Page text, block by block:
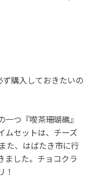
ず購入しておきたいの
つ『喫茶珊瑚礁』
ムセットは、チーズ
た、はばたき市に行
ました。チョコクラ
！